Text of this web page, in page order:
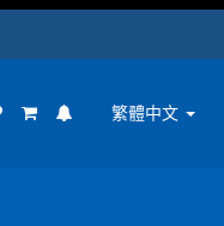
繁體中文